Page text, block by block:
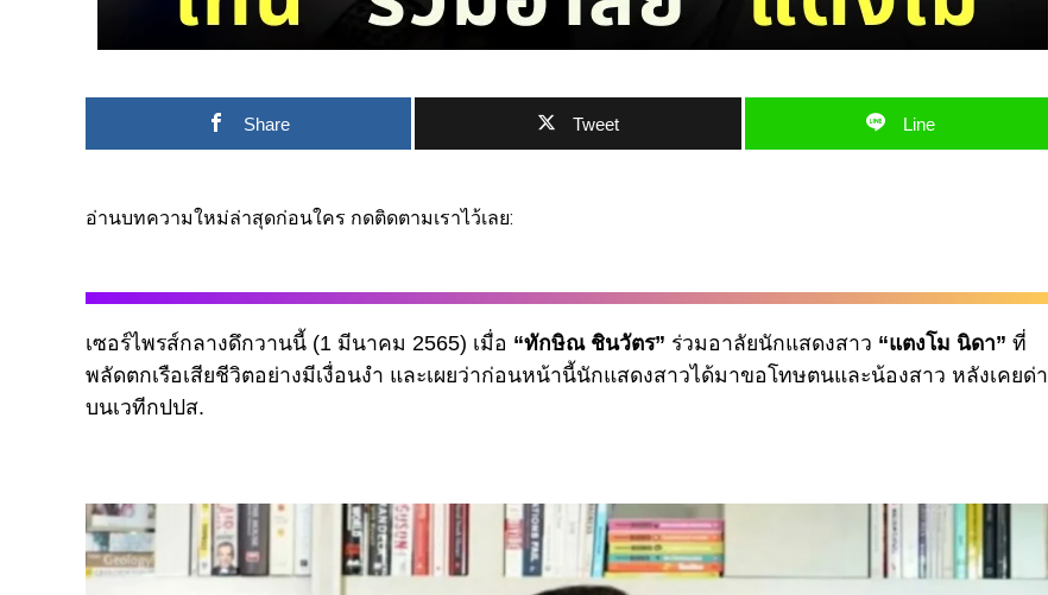
Share Tweet Line
อ่านบทความใหม่ล่าสุดก่อนใคร กดติดตามเราไว้เลย:
เซอร์ไพรส์กลางดึกวานนี้ (1 มีนาคม 2565) เมื่อ “ทักษิณ ชินวัตร” ร่วมอาลัยนักแสดงสาว “แตงโม นิดา” ที่
พลัดตกเรือเสียชีวิตอย่างมีเงื่อนงำ และเผยว่าก่อนหน้านี้นักแสดงสาวได้มาขอโทษตนและน้องสาว หลังเคยด่า
บนเวทีกปปส.